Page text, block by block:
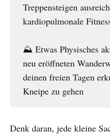
Treppensteigen
kardiopulmonale
⛰️ Etwas Physisches
neu eröffneten
deinen freien Tagen
Kneipe zu gehen
Denk daran, jede kleine